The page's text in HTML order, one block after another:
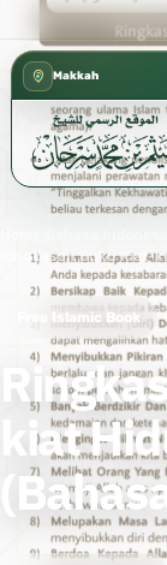
Makkah
Free Islamic Book
kiat